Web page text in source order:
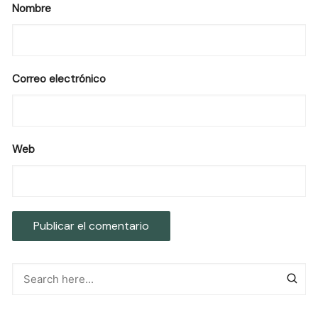
Nombre
Correo electrónico
Web